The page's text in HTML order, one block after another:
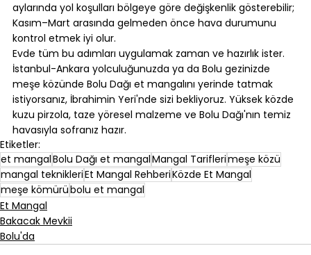
aylarında yol koşulları bölgeye göre değişkenlik gösterebilir;
Kasım–Mart arasında gelmeden önce hava durumunu
kontrol etmek iyi olur.
Evde tüm bu adımları uygulamak zaman ve hazırlık ister.
İstanbul-Ankara yolculuğunuzda ya da Bolu gezinizde
meşe közünde Bolu Dağı et mangalını yerinde tatmak
istiyorsanız, İbrahimin Yeri'nde sizi bekliyoruz. Yüksek közde
kuzu pirzola, taze yöresel malzeme ve Bolu Dağı'nın temiz
havasıyla sofranız hazır.
Etiketler:
et mangalBolu Dağı et mangalMangal Tariflerimeşe közü
mangal teknikleriEt Mangal RehberiKözde Et Mangal
meşe kömürübolu et mangal
Et Mangal
Bakacak Mevkii
Bolu'da